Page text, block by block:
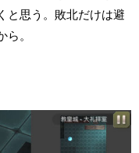
と思う。敗北だけは避
ら。